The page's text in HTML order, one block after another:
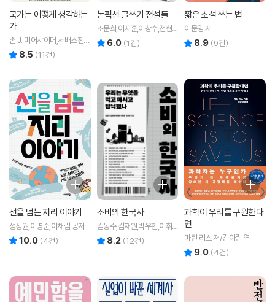
국가는 어떻게 생각하는
가
존 J. 미어샤이머,서배스천
로사토 저/권지현 역
8.5 (11건)
논픽션 글쓰기 전설들
조문희,이지훈,이창수,전현
진 공저
6.0 (1건)
짧은 소설 쓰는 법
이문영 저
8.9 (9건)
선을 넘는 지리 이야기
성정원,이명준,이채림 공저
10.0 (4건)
소비의 한국사
김동주,김재원,박우현,이휘
현,주동빈 저
8.2 (12건)
과학이 우리를 구원한다
면
마틴 리스 저/김아림 역
9.0 (4건)